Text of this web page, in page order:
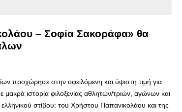
– Σοφία Σακοράφα» θα
προχώρησε στην οφειλόμενη και ύψιστη τιμή για
μακρά ιστορία φιλοξενίας αθλητών/τριών, αγώνων και
στίβου: του Χρήστου Παπανικολάου και της